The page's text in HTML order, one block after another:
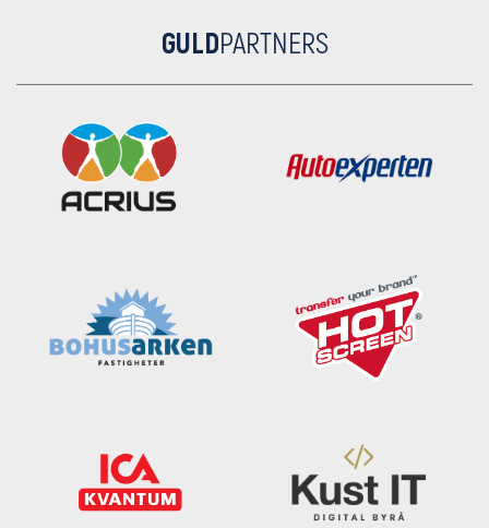
GULDPARTNERS